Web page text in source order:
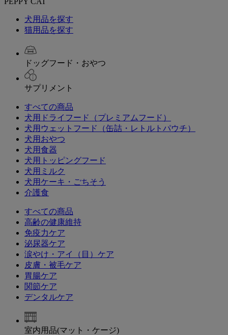
犬用品を探す
猫用品を探す
ドッグフード・おやつ
サプリメント
すべての商品
犬用ドライフード（プレミアムフード）
犬用ウェットフード（缶詰・レトルトパウチ）
犬用おやつ
犬用食器
犬用トッピングフード
犬用ミルク
犬用ケーキ・ごちそう
介護食
すべての商品
高齢の健康維持
免疫力ケア
泌尿器ケア
涙やけ・アイ（目）ケア
皮膚・被毛ケア
胃腸ケア
関節ケア
デンタルケア
室内用品(マット・ケージ)